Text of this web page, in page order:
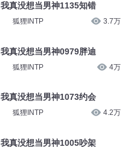
我真没想当男神1135知错
狐狸INTP 3.7万
我真没想当男神0979胖迪
狐狸INTP 4万
我真没想当男神1073约会
狐狸INTP 4.2万
我真没想当男神1005吵架